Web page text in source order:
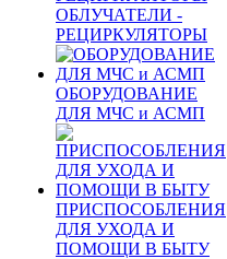
ОБЛУЧАТЕЛИ -
РЕЦИРКУЛЯТОРЫ
ОБОРУДОВАНИЕ
ДЛЯ МЧС и АСМП
ПРИСПОСОБЛЕНИЯ
ДЛЯ УХОДА И
ПОМОЩИ В БЫТУ